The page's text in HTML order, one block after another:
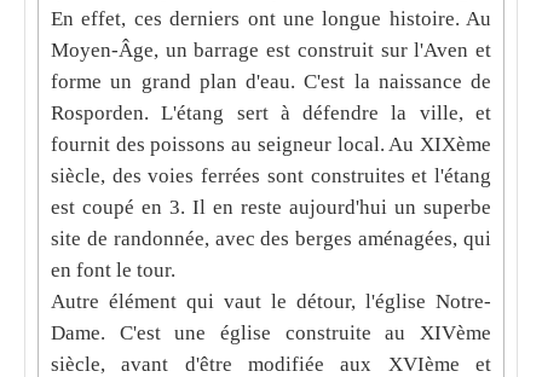
En effet, ces derniers ont une longue histoire. Au
Moyen-Âge, un barrage est construit sur l'Aven et
forme un grand plan d'eau. C'est la naissance de
Rosporden. L'étang sert à défendre la ville, et
fournit des poissons au seigneur local. Au XIXème
siècle, des voies ferrées sont construites et l'étang
est coupé en 3. Il en reste aujourd'hui un superbe
site de randonnée, avec des berges aménagées, qui
en font le tour.
Autre élément qui vaut le détour, l'église Notre-
Dame. C'est une église construite au XIVème
siècle, avant d'être modifiée aux XVIème et